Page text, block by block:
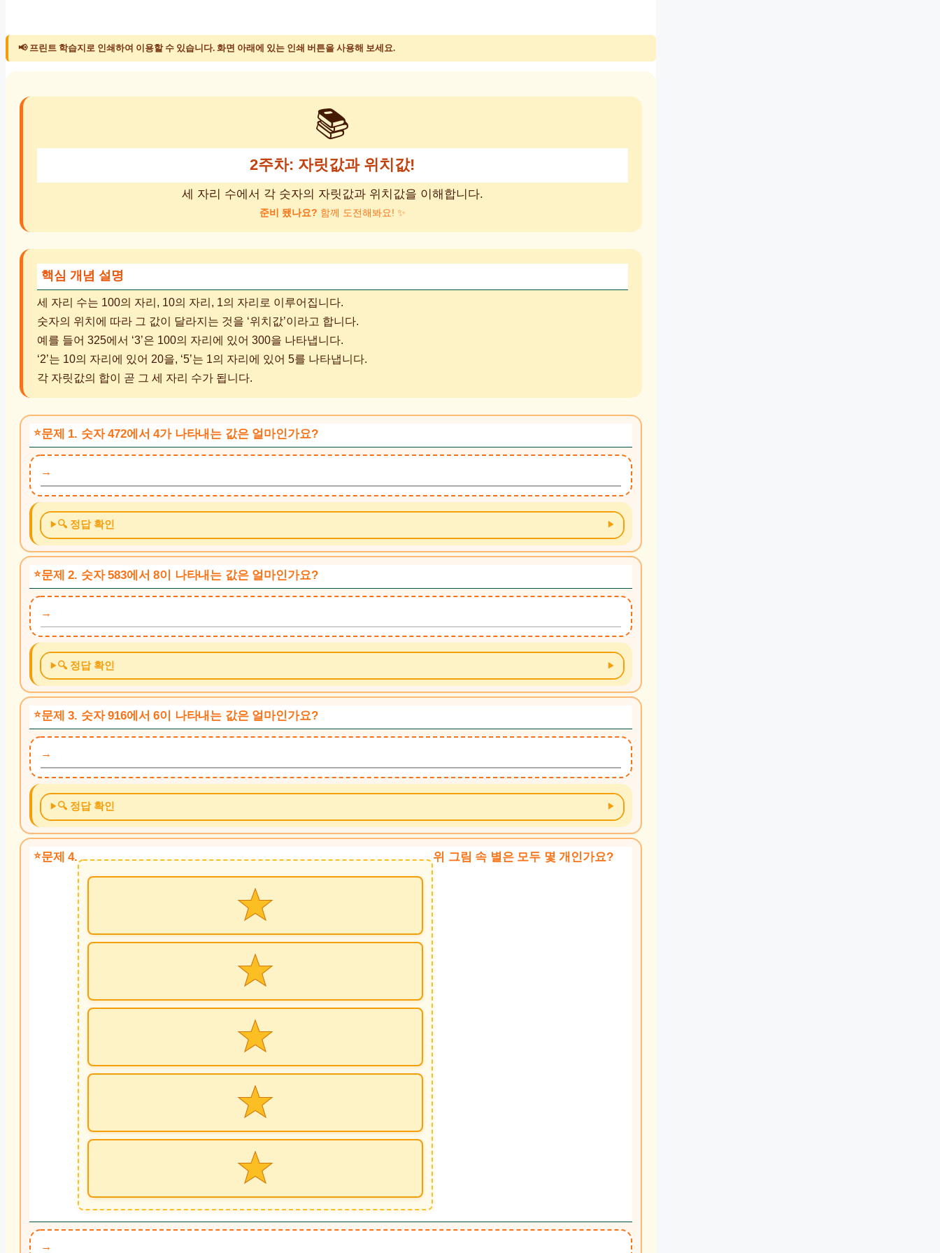
📢 프린트 학습지로 인쇄하여 이용할 수 있습니다. 화면 아래에 있는 인쇄 버튼을 사용해 보세요.
📚
2주차: 자릿값과 위치값!
세 자리 수에서 각 숫자의 자릿값과 위치값을 이해합니다.
준비 됐나요? 함께 도전해봐요! ✨
핵심 개념 설명
세 자리 수는 100의 자리, 10의 자리, 1의 자리로 이루어집니다.
숫자의 위치에 따라 그 값이 달라지는 것을 ‘위치값’이라고 합니다.
예를 들어 325에서 ‘3’은 100의 자리에 있어 300을 나타냅니다.
‘2’는 10의 자리에 있어 20을, ‘5’는 1의 자리에 있어 5를 나타냅니다.
각 자릿값의 합이 곧 그 세 자리 수가 됩니다.
문제 1. 숫자 472에서 4가 나타내는 값은 얼마인가요?
🔍 정답 확인
문제 2. 숫자 583에서 8이 나타내는 값은 얼마인가요?
🔍 정답 확인
문제 3. 숫자 916에서 6이 나타내는 값은 얼마인가요?
🔍 정답 확인
문제 4. 위 그림 속 별은 모두 몇 개인가요?